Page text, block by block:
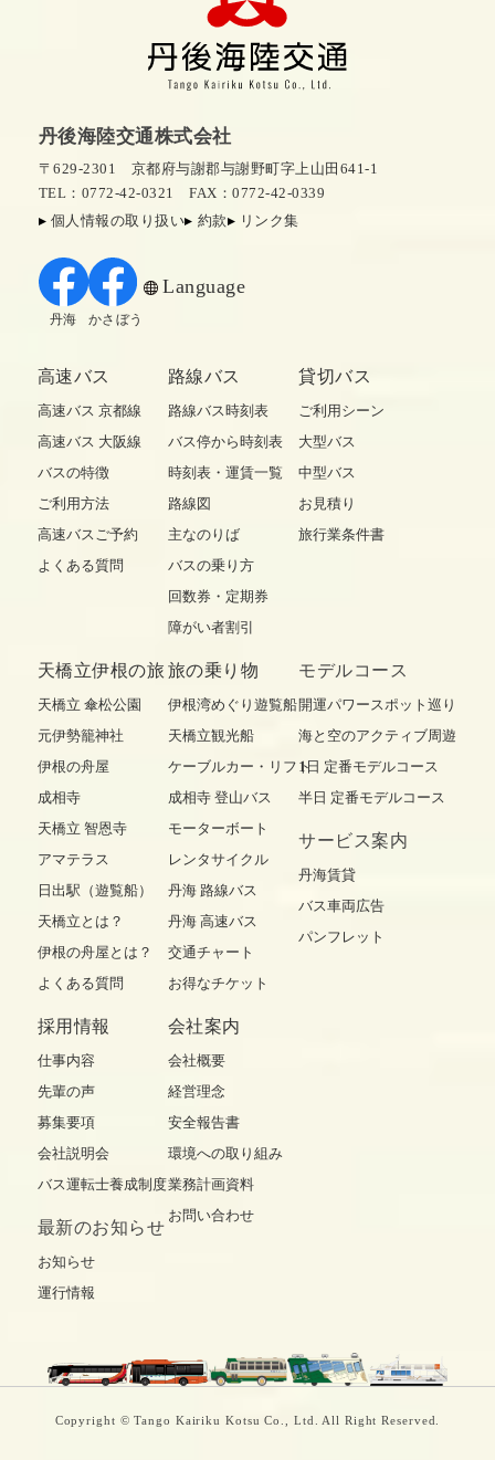
丹後海陸交通株式会社
〒629-2301 京都府与謝郡与謝野町字上山田641-1
TEL：0772-42-0321
FAX：0772-42-0339
個人情報の取り扱い
約款 リンク集
Language
丹海 かさぼう
高速バス
高速バス 京都線
高速バス 大阪線
バスの特徴
ご利用方法
高速バスご予約
よくある質問
路線バス
路線バス時刻表
バス停から時刻表
時刻表・運賃一覧
路線図
主なのりば
バスの乗り方
回数券・定期券
障がい者割引
貸切バス
ご利用シーン
大型バス
中型バス
お見積り
旅行業条件書
天橋立伊根の旅
天橋立 傘松公園
元伊勢籠神社
伊根の舟屋
成相寺
天橋立 智恩寺
アマテラス
日出駅（遊覧船）
天橋立とは？
伊根の舟屋とは？
よくある質問
旅の乗り物
伊根湾めぐり遊覧船
天橋立観光船
ケーブルカー・リフト
成相寺 登山バス
モーターボート
レンタサイクル
丹海 路線バス
丹海 高速バス
交通チャート
お得なチケット
モデルコース
開運パワースポット巡り
海と空のアクティブ周遊
1日 定番モデルコース
半日 定番モデルコース
サービス案内
丹海賃貸
バス車両広告
パンフレット
採用情報
仕事内容
先輩の声
募集要項
会社説明会
バス運転士養成制度
最新のお知らせ
お知らせ
運行情報
会社案内
会社概要
経営理念
安全報告書
環境への取り組み
業務計画資料
お問い合わせ
Copyright © Tango Kairiku Kotsu Co., Ltd. All Right Reserved.